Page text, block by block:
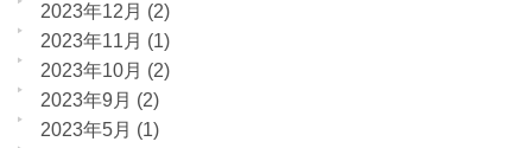
2023年12月 (2)
2023年11月 (1)
2023年10月 (2)
2023年9月 (2)
2023年5月 (1)